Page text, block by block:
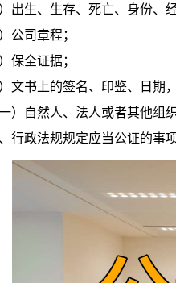
生、生存、死亡、身份、经
司章程；
全证据；
书上的签名、印鉴、日期，
自然人、法人或者其他组织
政法规规定应当公证的事项